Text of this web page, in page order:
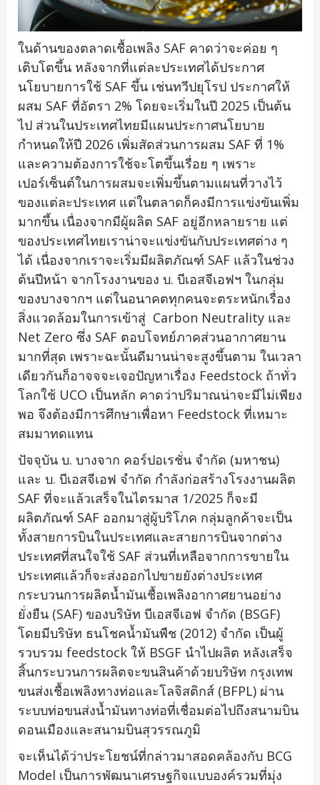
ในด้านของตลาดเชื้อเพลิง SAF คาดว่าจะค่อย ๆ
เติบโตขึ้น หลังจากที่แต่ละประเทศได้ประกาศ
นโยบายการใช้ SAF ขึ้น เช่นทวีปยุโรป ประกาศให้
ผสม SAF ที่อัตรา 2% โดยจะเริ่มในปี 2025 เป็นต้น
ไป ส่วนในประเทศไทยมีแผนประกาศนโยบาย
กำหนดให้ปี 2026 เพิ่มสัดส่วนการผสม SAF ที่ 1%
และความต้องการใช้จะโตขึ้นเรื่อย ๆ เพราะ
เปอร์เซ็นต์ในการผสมจะเพิ่มขึ้นตามแผนที่วางไว้
ของแต่ละประเทศ แต่ในตลาดก็คงมีการแข่งขันเพิ่ม
มากขึ้น เนื่องจากมีผู้ผลิต SAF อยู่อีกหลายราย แต่
ของประเทศไทยเราน่าจะแข่งขันกับประเทศต่าง ๆ
ได้ เนื่องจากเราจะเริ่มมีผลิตภัณฑ์ SAF แล้วในช่วง
ต้นปีหน้า จากโรงงานของ บ. บีเอสจีเอฟฯ ในกลุ่ม
ของบางจากฯ แต่ในอนาคตทุกคนจะตระหนักเรื่อง
สิ่งแวดล้อมในการเข้าสู่ Carbon Neutrality และ
Net Zero ซึ่ง SAF ตอบโจทย์ภาคส่วนอากาศยาน
มากที่สุด เพราะฉะนั้นดีมานน่าจะสูงขึ้นตาม ในเวลา
เดียวกันก็อาจจจะเจอปัญหาเรื่อง Feedstock ถ้าทั่ว
โลกใช้ UCO เป็นหลัก คาดว่าปริมาณน่าจะมีไม่เพียง
พอ จึงต้องมีการศึกษาเพื่อหา Feedstock ที่เหมาะ
สมมาทดแทน
ปัจจุบัน บ. บางจาก คอร์ปอเรชั่น จำกัด (มหาชน)
และ บ. บีเอสจีเอฟ จำกัด กำลังก่อสร้างโรงงานผลิต
SAF ที่จะแล้วเสร็จในไตรมาส 1/2025 ก็จะมี
ผลิตภัณฑ์ SAF ออกมาสู่ผู้บริโภค กลุ่มลูกค้าจะเป็น
ทั้งสายการบินในประเทศและสายการบินจากต่าง
ประเทศที่สนใจใช้ SAF ส่วนที่เหลือจากการขายใน
ประเทศแล้วก็จะส่งออกไปขายยังต่างประเทศ
กระบวนการผลิตน้ำมันเชื้อเพลิงอากาศยานอย่าง
ยั่งยืน (SAF) ของบริษัท บีเอสจีเอฟ จำกัด (BSGF)
โดยมีบริษัท ธนโชคน้ำมันพืช (2012) จำกัด เป็นผู้
รวบรวม feedstock ให้ BSGF นำไปผลิต หลังเสร็จ
สิ้นกระบวนการผลิตจะขนสินค้าด้วยบริษัท กรุงเทพ
ขนส่งเชื้อเพลิงทางท่อและโลจิสติกส์ (BFPL) ผ่าน
ระบบท่อขนส่งน้ำมันทางท่อที่เชื่อมต่อไปถึงสนามบิน
ดอนเมืองและสนามบินสุวรรณภูมิ
จะเห็นได้ว่าประโยชน์ที่กล่าวมาสอดคล้องกับ BCG
Model เป็นการพัฒนาเศรษฐกิจแบบองค์รวมที่มุ่ง